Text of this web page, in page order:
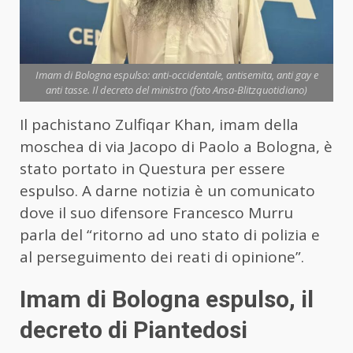
Imam di Bologna espulso: anti-occidentale, antisemita, anti gay e
anti tasse. Il decreto del ministro (foto Ansa-Blitzquotidiano)
Il pachistano Zulfiqar Khan, imam della
moschea di via Jacopo di Paolo a Bologna, è
stato portato in Questura per essere
espulso. A darne notizia è un comunicato
dove il suo difensore Francesco Murru
parla del “ritorno ad uno stato di polizia e
al perseguimento dei reati di opinione”.
Imam di Bologna espulso, il
decreto di Piantedosi